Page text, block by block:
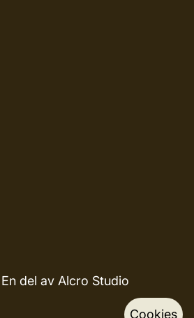
En del av Alcro Studio
Cookies